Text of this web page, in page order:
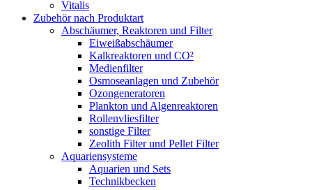
Vitalis
Zubehör nach Produktart
Abschäumer, Reaktoren und Filter
Eiweißabschäumer
Kalkreaktoren und CO²
Medienfilter
Osmoseanlagen und Zubehör
Ozongeneratoren
Plankton und Algenreaktoren
Rollenvliesfilter
sonstige Filter
Zeolith Filter und Pellet Filter
Aquariensysteme
Aquarien und Sets
Technikbecken